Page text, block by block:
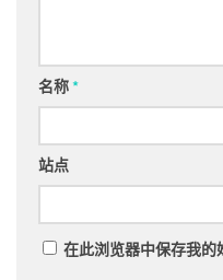
名称*
站点
在此浏览器中保存我的